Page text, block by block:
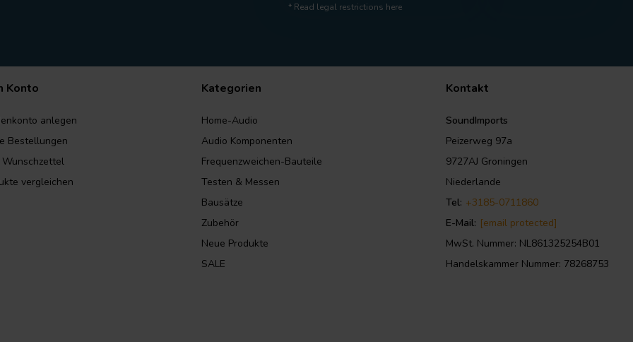
* Read legal restrictions here
Konto
anlegen
Bestellungen
Wunschzettel
vergleichen
Kategorien
Home-Audio
Audio Komponenten
Frequenzweichen-Bauteile
Testen & Messen
Bausätze
Zubehör
Neue Produkte
SALE
Kontakt
SoundImports
Peizerweg 97a
9727AJ Groningen
Niederlande
Tel: +3185-0711860
E-Mail: [email protected]
MwSt. Nummer: NL861325254B01
Handelskammer Nummer: 78268753